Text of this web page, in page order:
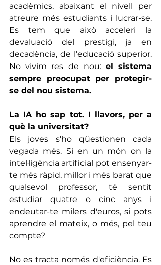
acadèmics, abaixant el nivell per
atreure més estudiants i lucrar-se.
Es tem que això acceleri la
devaluació del prestigi, ja en
decadència, de l'educació superior.
No vivim res de nou: el sistema
sempre preocupat per protegir-
se del nou sistema.
La IA ho sap tot. I llavors, per a
què la universitat?
Els joves s'ho qüestionen cada
vegada més. Si en un món on la
intel·ligència artificial pot ensenyar-
te més ràpid, millor i més barat que
qualsevol professor, té sentit
estudiar quatre o cinc anys i
endeutar-te milers d'euros, si pots
aprendre el mateix, o més, pel teu
compte?
No es tracta només d'eficiència. Es